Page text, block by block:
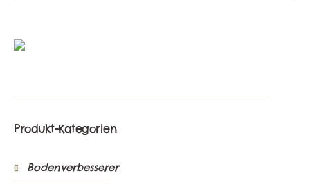
Produkt-Kategorien
Bodenverbesserer